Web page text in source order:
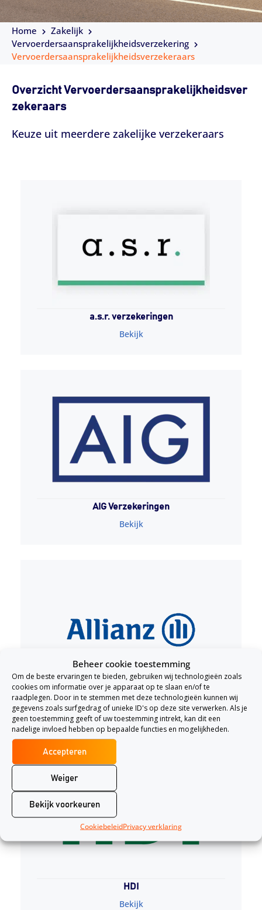
Beheer cookie toestemming
Om de beste ervaringen te bieden, gebruiken wij technologieën zoals
cookies om informatie over je apparaat op te slaan en/of te
raadplegen. Door in te stemmen met deze technologieën kunnen wij
gegevens zoals surfgedrag of unieke ID's op deze site verwerken. Als je
geen toestemming geeft of uw toestemming intrekt, kan dit een
nadelige invloed hebben op bepaalde functies en mogelijkheden.
Accepteren
Weiger
Bekijk voorkeuren
CookiebeleidPrivacy verklaring
Home
Zakelijk
Vervoerdersaansprakelijkheidsverzekering
Vervoerdersaansprakelijkheidsverzekeraars
Overzicht Vervoerdersaansprakelijkheidsver
zekeraars
Keuze uit meerdere zakelijke verzekeraars
a.s.r. verzekeringen
Bekijk
AIG Verzekeringen
Bekijk
Allianz Verzekeringen
Bekijk
HDI
Bekijk